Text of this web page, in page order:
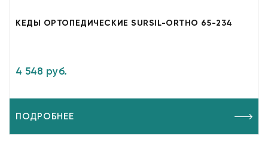
КЕДЫ ОРТОПЕДИЧЕСКИЕ SURSIL-ORTHO 65-234
4 548 руб.
ПОДРОБНЕЕ